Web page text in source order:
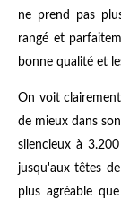
ne prend pas
rangé et
bonne qualité et
On voit
de mieux dans
silencieux à
jusqu'aux têtes
plus agréable